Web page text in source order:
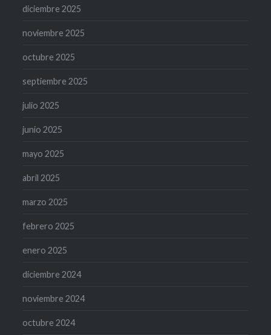
diciembre 2025
noviembre 2025
octubre 2025
septiembre 2025
julio 2025
junio 2025
mayo 2025
abril 2025
marzo 2025
febrero 2025
enero 2025
diciembre 2024
noviembre 2024
octubre 2024